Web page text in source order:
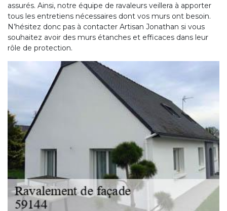
assurés. Ainsi, notre équipe de ravaleurs veillera à apporter
tous les entretiens nécessaires dont vos murs ont besoin.
N’hésitez donc pas à contacter Artisan Jonathan si vous
souhaitez avoir des murs étanches et efficaces dans leur
rôle de protection.